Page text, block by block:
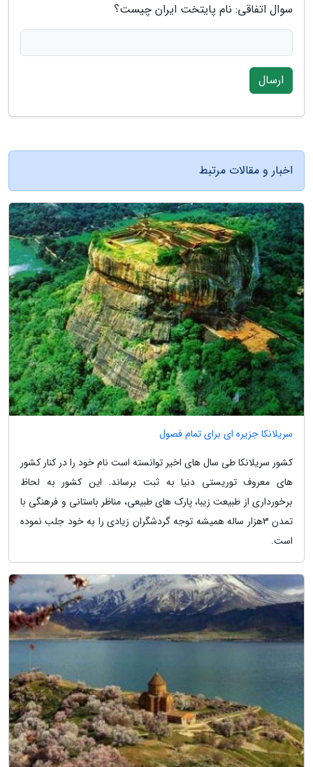
سوال اتفاقی: نام پایتخت ایران چیست؟
ارسال
اخبار و مقالات مرتبط
سریلانکا جزیره ای برای تمام فصول
کشور سریلانکا طی سال های اخیر توانسته است نام خود را در کنار کشور
های معروف توریستی دنیا به ثبت برساند. این کشور به لحاظ
برخورداری از طبیعت زیبا، پارک های طبیعی، مناظر باستانی و فرهنگی با
تمدن 3‬هزار ساله همیشه توجه گردشگران زیادی را به خود جلب نموده
است.